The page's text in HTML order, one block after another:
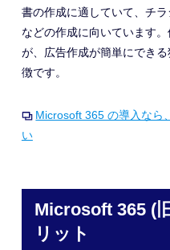
書の作成に適していて、チ
などの作成に向いています
が、広告作成が簡単にでき
徴です。
Microsoft 365 の導入なら
い
Microsoft 365 (
リット